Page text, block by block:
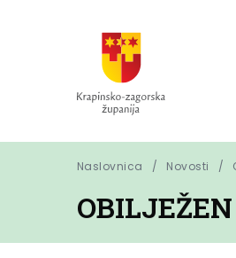
Naslovnica Novosti